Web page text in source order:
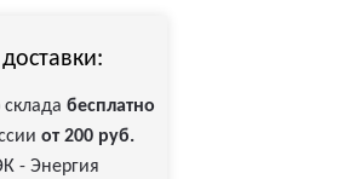
складабесплатно
от 200 руб.
- Энергия